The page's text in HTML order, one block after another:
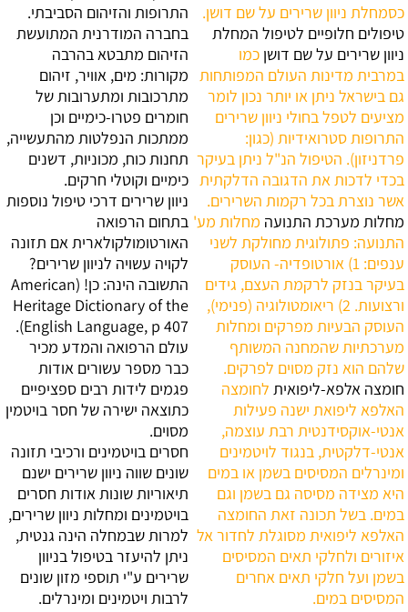
כסמחלת ניוון שרירים על שם דושן.
טיפולים חלופיים לטיפול המחלת
ניוון שרירים על שם דושן כמו
במרבית מדינות העולם המפותחות
גם בישראל ניתן או יותר נכון לומר
מציעים לטפל בחולי ניוון שרירים
התרופות סטרואידיות (כגון:
פרדניזון). הטיפול הנ"ל ניתן בעיקר
בכדי לדכות את הדגובה הדלקתית
אשר נוצרת בכל רקמות השרירים.
מחלות מערכת התנועה מחלות מע'
התנועה: פתולוגית מחולקת לשני
ענפים: 1) אורטופדיה- העוסק
בעיקר בנזק לרקמת העצם, גידים
ורצועות. 2) ריאומטולוגיה (פנימי),
העוסק הבעיות מפרקים ומחלות
מערכתיות שהמחנה המשותף
שלהם הוא נזק מסוים לפרקים.
חומצה אלפא-ליפואית לחומצה
האלפא ליפואת ישנה פעילות
אנטי-אוקסידנטית רבת עוצמה,
אנטי-דלקטית, בנגוד לויטמינים
ומינרלים המסיסים בשמן או במים
היא מצידה מסיסה גם בשמן וגם
במים. בשל תכונה זאת החומצה
האלפא ליפואית מסוגלת לחדור אל
איזורים ולחלקי תאים המסיסים
בשמן ועל חלקי תאים אחרים
המסיסים במים.
התרופות והזיהום הסביבתי.
בחברה המודרנית המתועשת
הזיהום מתבטא בהרבה
מקורות: מים, אוויר, זיהום
מתרכובות ומתערובות של
חומרים פטרו-כימיים וכן
ממתכות הנפלטות מהתעשייה,
תחנות כוח, מכוניות, דשנים
כימיים וקוטלי חרקים.
ניוון שרירים דרכי טיפול נוספות
בתחום הרפואה
האורטומולקולארית אם תזונה
לקויה עשויה לניוון שרירים?
התשובה הינה: כן! (American
Heritage Dictionary of the
English Language, p 407).
עולם הרפואה והמדע מכיר
כבר מספר עשורים אודות
פגמים לידות רבים ספציפיים
כתוצאה ישירה של חסר בויטמין
מסוים.
חסרים בויטמינים ורכיבי תזונה
שונים שווה ניוון שרירים ישנם
תיאוריות שונות אודות חסרים
בויטמינים ומחלות ניוון שרירים,
למרות שבמחלה הינה גנטית,
ניתן להיעזר בטיפול בניוון
שרירים ע"י תוספי מזון שונים
לרבות ויטמינים ומינרלים.